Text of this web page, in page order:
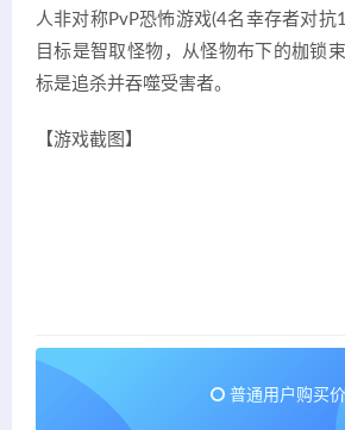
人非对称PvP恐怖游戏(4名幸存者对抗
目标是智取怪物，从怪物布下的枷锁
标是追杀并吞噬受害者。
【游戏截图】
普通用户购买